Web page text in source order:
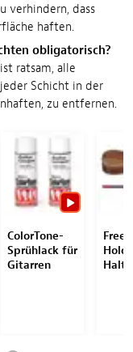
verhindern, dass
haften.
obligatorisch?
ratsam, alle
Schicht in der
zu entfernen.
ColorTone-
Sprühlack für
Gitarren